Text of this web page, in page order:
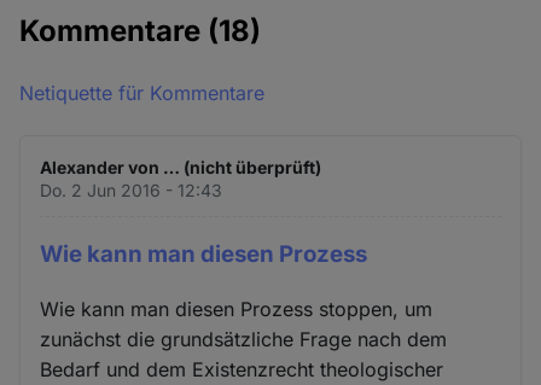
Kommentare (18)
Netiquette für Kommentare
Alexander von … (nicht überprüft)
Do. 2 Jun 2016 - 12:43
Wie kann man diesen Prozess
Wie kann man diesen Prozess stoppen, um
zunächst die grundsätzliche Frage nach dem
Bedarf und dem Existenzrecht theologischer